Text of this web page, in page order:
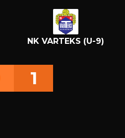
NK VARTEKS (U-9)
1